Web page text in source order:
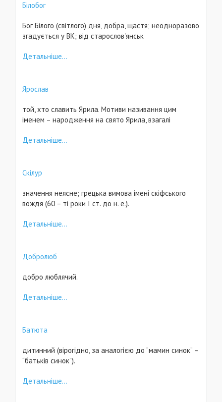
Білобог
Бог Білого (світлого) дня, добра, щастя; неодноразово
згадується у ВК; від старослов'янськ
Детальніше...
Ярослав
той, хто славить Ярила. Мотиви називання цим
іменем – народження на свято Ярила, взагалі
Детальніше...
Скілур
значення неясне; грецька вимова імені скіфського
вождя (60 – ті роки І ст. до н. е.).
Детальніше...
Добролюб
добро люблячий.
Детальніше...
Батюта
дитинний (вірогідно, за аналогією до “мамин синок” –
“батьків синок”).
Детальніше...